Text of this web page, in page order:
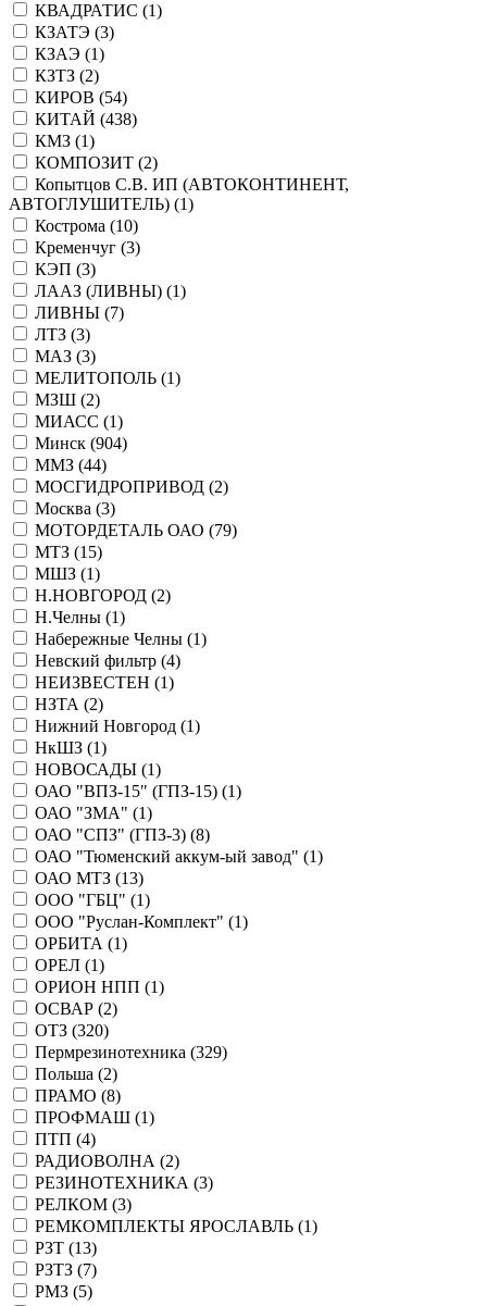
КВАДРАТИС (1)
КЗАТЭ (3)
КЗАЭ (1)
КЗТЗ (2)
КИРОВ (54)
КИТАЙ (438)
КМЗ (1)
КОМПОЗИТ (2)
Копытцов С.В. ИП (АВТОКОНТИНЕНТ,
АВТОГЛУШИТЕЛЬ) (1)
Кострома (10)
Кременчуг (3)
КЭП (3)
ЛААЗ (ЛИВНЫ) (1)
ЛИВНЫ (7)
ЛТЗ (3)
МАЗ (3)
МЕЛИТОПОЛЬ (1)
МЗШ (2)
МИАСС (1)
Минск (904)
ММЗ (44)
МОСГИДРОПРИВОД (2)
Москва (3)
МОТОРДЕТАЛЬ ОАО (79)
МТЗ (15)
МШЗ (1)
Н.НОВГОРОД (2)
Н.Челны (1)
Набережные Челны (1)
Невский фильтр (4)
НЕИЗВЕСТЕН (1)
НЗТА (2)
Нижний Новгород (1)
НкШЗ (1)
НОВОСАДЫ (1)
ОАО "ВПЗ-15" (ГПЗ-15) (1)
ОАО "ЗМА" (1)
ОАО "СПЗ" (ГПЗ-3) (8)
ОАО "Тюменский аккум-ый завод" (1)
ОАО МТЗ (13)
ООО "ГБЦ" (1)
ООО "Руслан-Комплект" (1)
ОРБИТА (1)
ОРЕЛ (1)
ОРИОН НПП (1)
ОСВАР (2)
ОТЗ (320)
Пермрезинотехника (329)
Польша (2)
ПРАМО (8)
ПРОФМАШ (1)
ПТП (4)
РАДИОВОЛНА (2)
РЕЗИНОТЕХНИКА (3)
РЕЛКОМ (3)
РЕМКОМПЛЕКТЫ ЯРОСЛАВЛЬ (1)
РЗТ (13)
РЗТЗ (7)
РМЗ (5)